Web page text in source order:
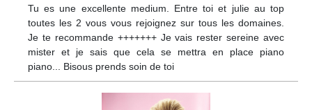
Tu es une excellente medium. Entre toi et julie au top
toutes les 2 vous vous rejoignez sur tous les domaines.
Je te recommande +++++++ Je vais rester sereine avec
mister et je sais que cela se mettra en place piano
piano... Bisous prends soin de toi